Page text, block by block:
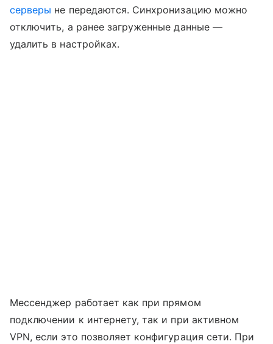
серверы не передаются. Синхронизацию можно
отключить, а ранее загруженные данные —
удалить в настройках.
Мессенджер работает как при прямом
подключении к интернету, так и при активном
VPN, если это позволяет конфигурация сети. При